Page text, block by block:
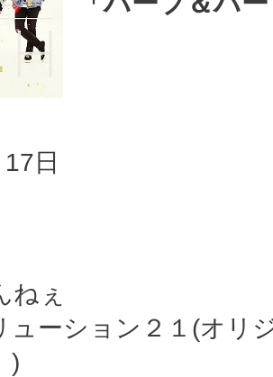
日
ねぇ
ューション２１(オリ
)